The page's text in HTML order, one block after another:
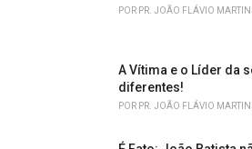
POR PR. JOÃO FLÁVIO
A Vítima e o Líder da
diferentes!
POR PR. JOÃO FLÁVIO